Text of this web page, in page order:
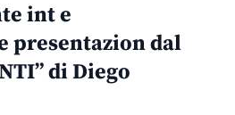
int e
presentazion dal
di Diego